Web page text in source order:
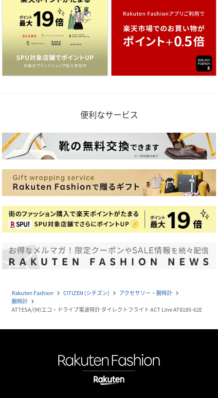
便利なサービス
Rakuten Fashion navigate_next CITIZEN (シチズン) navigate_next アクセサリー・腕時計 navigate_next
腕時計 navigate_next
ATTESA/(M)エコ・ドライブ電波時計 ダイレクトフライト ACT Line AT8185-62E